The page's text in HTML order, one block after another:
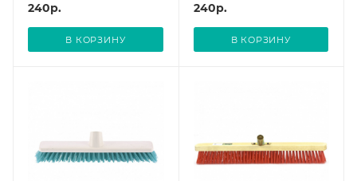
240р.
В КОРЗИНУ
240р.
В КОРЗИНУ